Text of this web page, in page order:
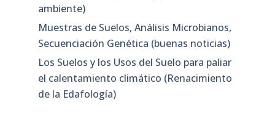
ambiente)
Muestras de Suelos, Análisis Microbianos,
Secuenciación Genética (buenas noticias)
Los Suelos y los Usos del Suelo para paliar
el calentamiento climático (Renacimiento
de la Edafología)